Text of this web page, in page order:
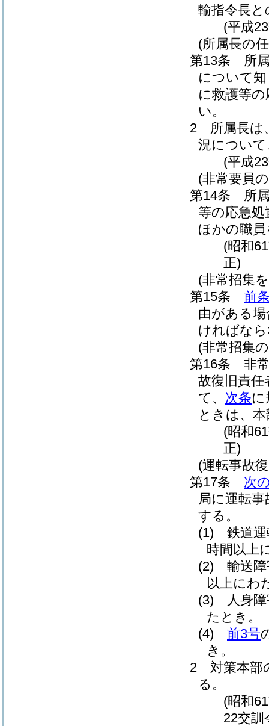
輸指令長
(平成
(所属長の
第13条
所
について
に救護等
い。
2
所属長は
況につい
(平成
(非常要員
第14条
所
等の応急
ほかの職
(昭和
正)
(非常招集
第15条
前
由がある
ければな
(非常招集
第16条
非
故復旧責
て、 次条に
ときは、
(昭和
正)
(運転事故
第17条
次
局に運転
する。
(1)
鉄道
時間以上
(2)
輸送
以上にわ
(3)
人身
たとき。
(4)
前3号
き。
2
対策本部
る。
(昭和
22交訓